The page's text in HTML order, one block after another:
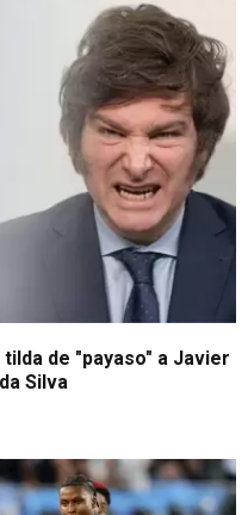
de "payaso" a Javier
Silva